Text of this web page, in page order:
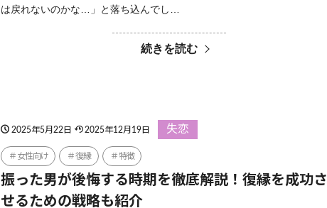
は戻れないのかな…」と落ち込んでし…
続きを読む
2025年5月22日 2025年12月19日 失恋
女性向け 復縁 特徴
振った男が後悔する時期を徹底解説！復縁を成功さ
せるための戦略も紹介